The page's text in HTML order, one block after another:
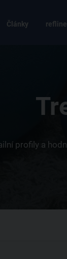
Články refline
profily a